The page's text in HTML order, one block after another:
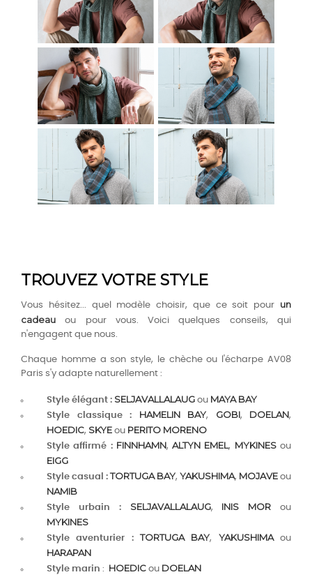
TROUVEZ VOTRE STYLE
Vous hésitez... quel modèle choisir, que ce soit pour un
cadeau ou pour vous. Voici quelques conseils, qui
n'engagent que nous.
Chaque homme a son style, le chèche ou l'écharpe AV08
Paris s'y adapte naturellement :
Style élégant : SELJAVALLALAUG ou MAYA BAY
Style classique : HAMELIN BAY, GOBI, DOELAN,
HOEDIC, SKYE ou PERITO MORENO
Style affirmé : FINNHAMN,ALTYN EMEL, MYKINESou
EIGG
Style casual : TORTUGA BAY, YAKUSHIMA, MOJAVE ou
NAMIB
Style urbain : SELJAVALLALAUG, INIS MOR ou
MYKINES
Style aventurier :TORTUGA BAY, YAKUSHIMAou
HARAPAN
Style marin : HOEDIC ou DOELAN